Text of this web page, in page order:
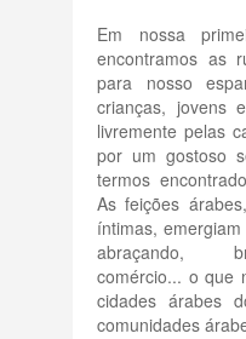
Em nossa
encontramos as
para nosso
crianças, jovens
livremente pelas
por um gostoso
termos
As feições
íntimas,
abraçando,
comércio... o que
cidades árabes
comunidades